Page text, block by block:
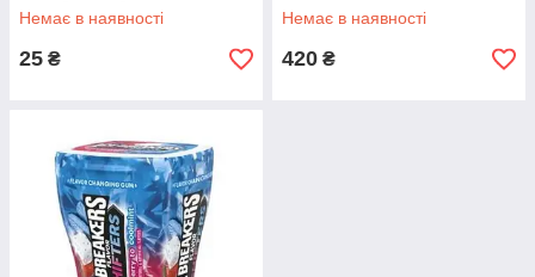
Немає в наявності
25 ₴
Немає в наявності
420 ₴